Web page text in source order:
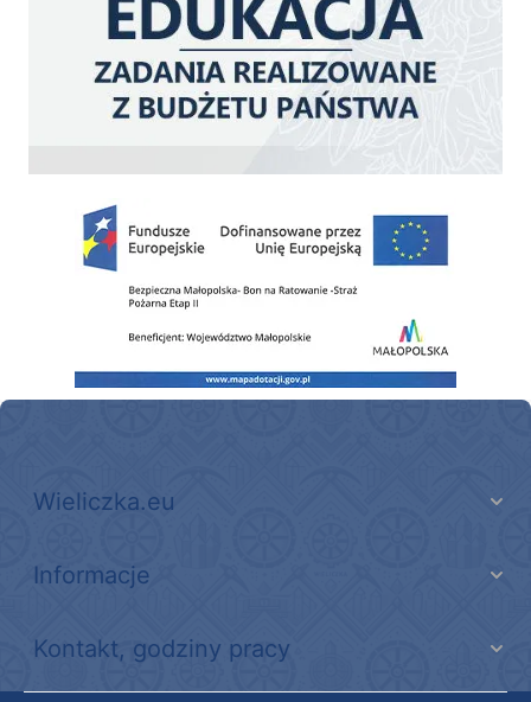
Zakup fabrycznie nowego, średniego samochodu ratowniczo-gaśniczego z
Wieliczka.eu
Informacje
Kontakt, godziny pracy